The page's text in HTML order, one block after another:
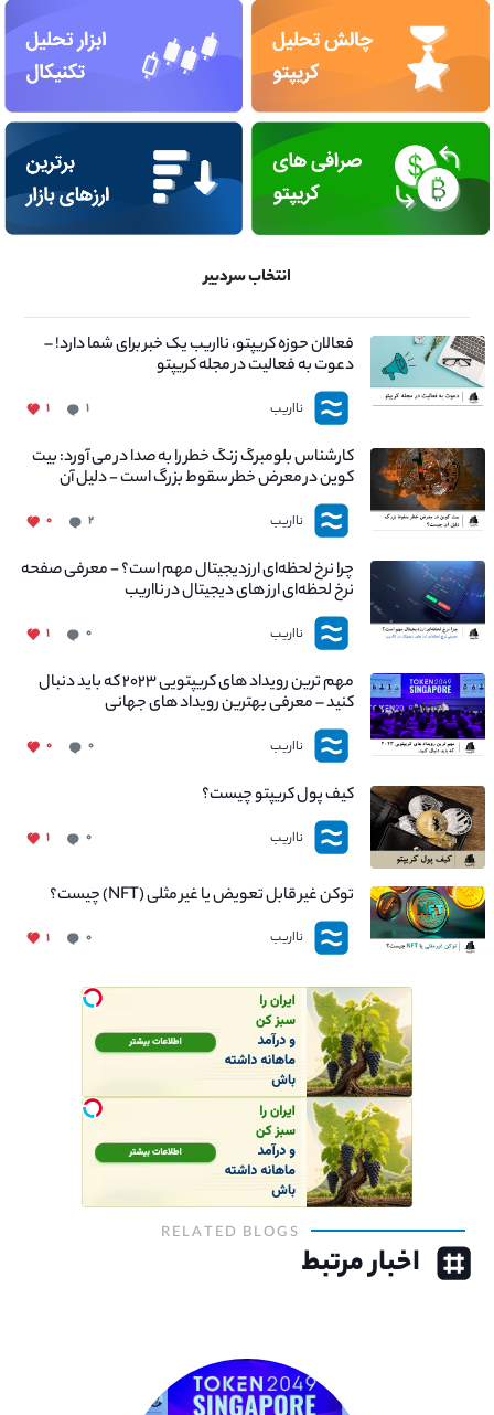
انتخاب سردبیر
فعالان حوزه کریپتو، نااریب یک خبر برای شما دارد! –
دعوت به فعالیت در مجله کریپتو
نااریب ۱ ۱
کارشناس بلومبرگ زنگ خطر را به صدا در می آورد: بیت
کوین در معرض خطر سقوط بزرگ است - دلیل آن
چیست؟
نااریب ۲ ۰
چرا نرخ لحظه‌ای ارزدیجیتال مهم است؟ - معرفی صفحه
نرخ لحظه‌ای ارز های دیجیتال در نااریب
نااریب ۰ ۱
مهم ترین رویداد های کریپتویی ۲۰۲۳ که باید دنبال
کنید – معرفی بهترین رویداد های جهانی
نااریب ۰ ۰
کیف پول کریپتو چیست؟
نااریب ۰ ۱
توکن غیر قابل تعویض یا غیر مثلی (NFT) چیست؟
نااریب ۰ ۱
RELATED BLOGS
اخبار مرتبط